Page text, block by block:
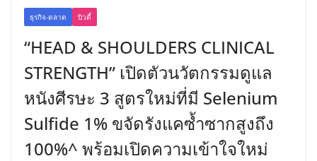
ธุรกิจ-ตลาด บิวตี้
“HEAD & SHOULDERS CLINICAL
STRENGTH” เปิดตัวนวัตกรรมดูแล
หนังศีรษะ 3 สูตรใหม่ที่มี Selenium
Sulfide 1% ขจัดรังแคซ้ำซากสูงถึง
100%^ พร้อมเปิดความเข้าใจใหม่